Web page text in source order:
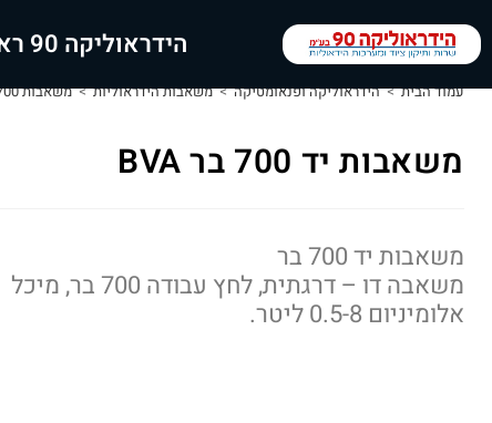
הידראוליקה 90 ראשי
עמוד הבית > הידראוליקה ופנאומטיקה > משאבות הידראוליות > משאבות 700 בר
משאבות יד 700 בר BVA
משאבות יד 700 בר
משאבה דו – דרגתית, לחץ עבודה 700 בר, מיכל
אלומיניום 0.5-8 ליטר.